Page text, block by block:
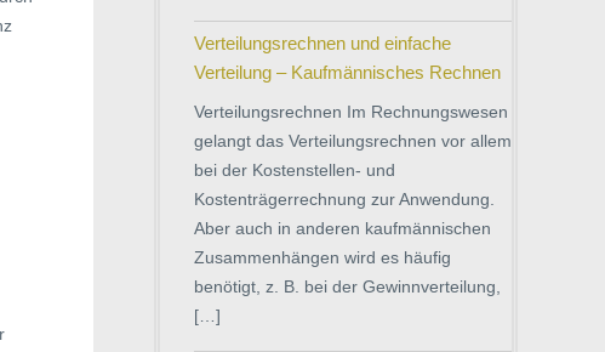
Verteilungsrechnen und einfache
Verteilung – Kaufmännisches Rechnen
Verteilungsrechnen Im Rechnungswesen
gelangt das Verteilungsrechnen vor allem
bei der Kostenstellen- und
Kostenträgerrechnung zur Anwendung.
Aber auch in anderen kaufmännischen
Zusammenhängen wird es häufig
benötigt, z. B. bei der Gewinnverteilung,
[…]